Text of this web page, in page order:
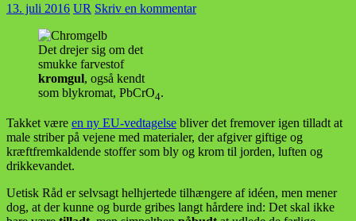
13. juli 2016 UR Skriv en kommentar
Det drejer sig om det
smukke farvestof
kromgul, også kendt
som blykromat, PbCrO4.
Takket være en ny EU-vedtagelse bliver det fremover igen tilladt at
male striber på vejene med materialer, der afgiver giftige og
kræftfremkaldende stoffer som bly og krom til jorden, luften og
drikkevandet.
Uetisk Råd er selvsagt helhjertede tilhængere af idéen, men mener
dog, at der kunne og burde gribes langt hårdere ind: Det skal ikke